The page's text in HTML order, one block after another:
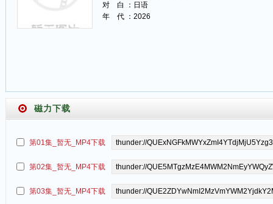
对 白 ：日语
年 代 ：2026
磁力下载
第01集_暂无_MP4下载
第02集_暂无_MP4下载
第03集_暂无_MP4下载